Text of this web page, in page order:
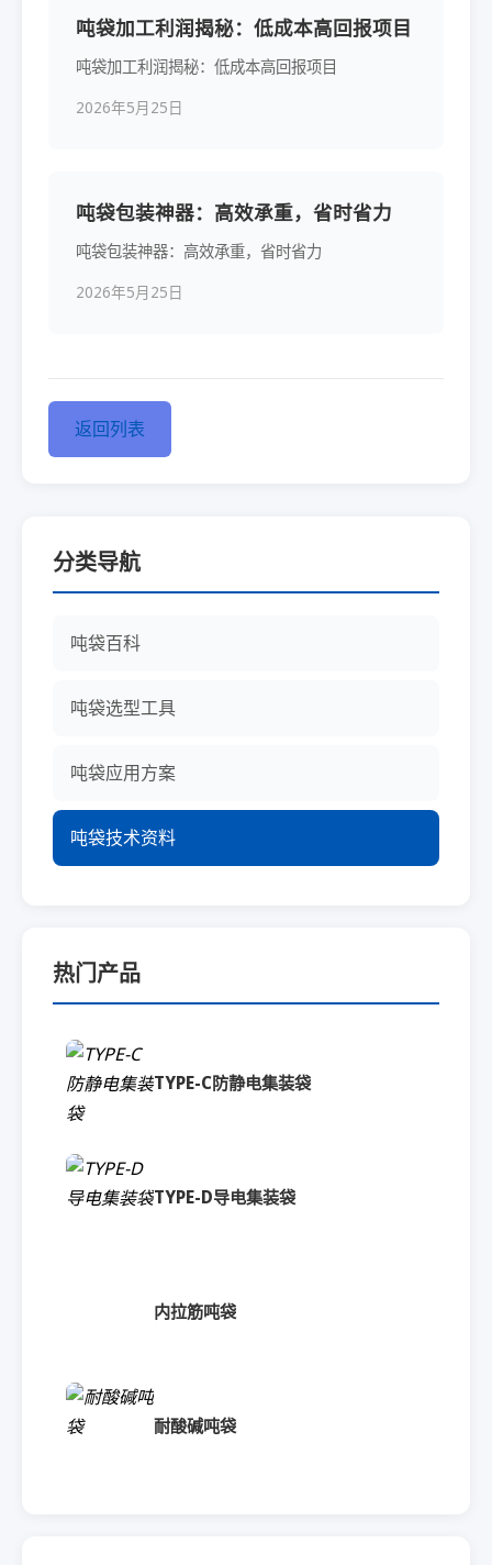
吨袋加工利润揭秘：低成本高回报项目
吨袋加工利润揭秘：低成本高回报项目
2026年5月25日
吨袋包装神器：高效承重，省时省力
吨袋包装神器：高效承重，省时省力
2026年5月25日
返回列表
分类导航
吨袋百科
吨袋选型工具
吨袋应用方案
吨袋技术资料
热门产品
TYPE-C防静电集装袋
TYPE-D导电集装袋
内拉筋吨袋
耐酸碱吨袋